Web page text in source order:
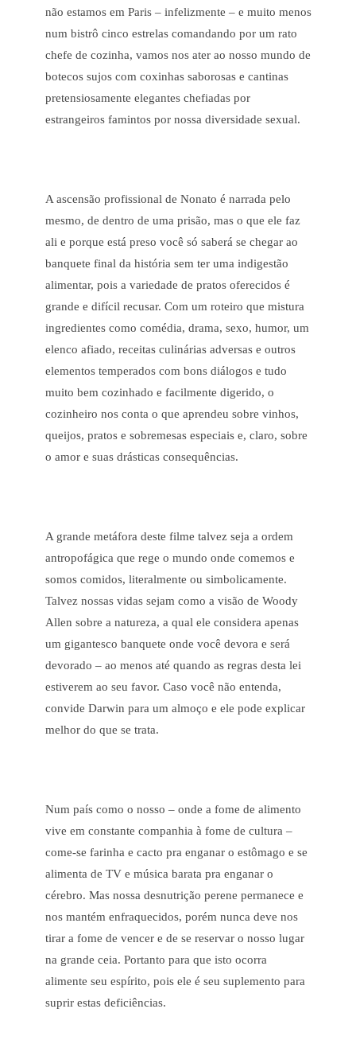
não estamos em Paris – infelizmente – e muito menos
num bistrô cinco estrelas comandando por um rato
chefe de cozinha, vamos nos ater ao nosso mundo de
botecos sujos com coxinhas saborosas e cantinas
pretensiosamente elegantes chefiadas por
estrangeiros famintos por nossa diversidade sexual.
A ascensão profissional de Nonato é narrada pelo
mesmo, de dentro de uma prisão, mas o que ele faz
ali e porque está preso você só saberá se chegar ao
banquete final da história sem ter uma indigestão
alimentar, pois a variedade de pratos oferecidos é
grande e difícil recusar. Com um roteiro que mistura
ingredientes como comédia, drama, sexo, humor, um
elenco afiado, receitas culinárias adversas e outros
elementos temperados com bons diálogos e tudo
muito bem cozinhado e facilmente digerido, o
cozinheiro nos conta o que aprendeu sobre vinhos,
queijos, pratos e sobremesas especiais e, claro, sobre
o amor e suas drásticas consequências.
A grande metáfora deste filme talvez seja a ordem
antropofágica que rege o mundo onde comemos e
somos comidos, literalmente ou simbolicamente.
Talvez nossas vidas sejam como a visão de Woody
Allen sobre a natureza, a qual ele considera apenas
um gigantesco banquete onde você devora e será
devorado – ao menos até quando as regras desta lei
estiverem ao seu favor. Caso você não entenda,
convide Darwin para um almoço e ele pode explicar
melhor do que se trata.
Num país como o nosso – onde a fome de alimento
vive em constante companhia à fome de cultura –
come-se farinha e cacto pra enganar o estômago e se
alimenta de TV e música barata pra enganar o
cérebro. Mas nossa desnutrição perene permanece e
nos mantém enfraquecidos, porém nunca deve nos
tirar a fome de vencer e de se reservar o nosso lugar
na grande ceia. Portanto para que isto ocorra
alimente seu espírito, pois ele é seu suplemento para
suprir estas deficiências.